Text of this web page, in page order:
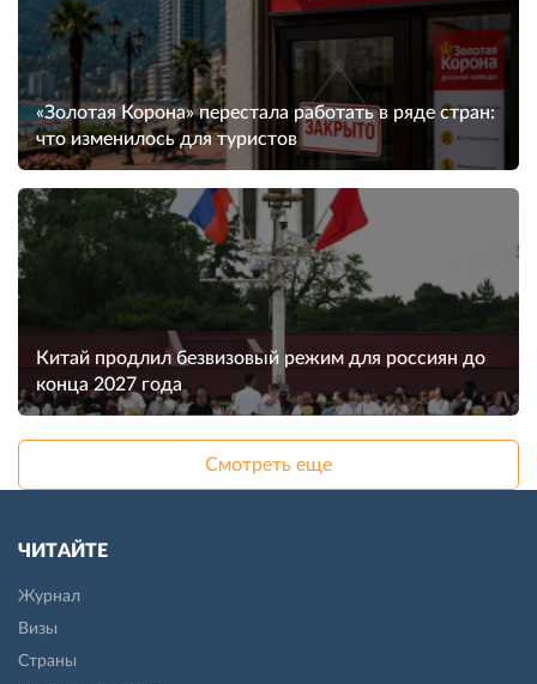
«Золотая Корона» перестала работать в ряде стран:
что изменилось для туристов
Китай продлил безвизовый режим для россиян до
конца 2027 года
Смотреть еще
ЧИТАЙТЕ
Журнал
Визы
Страны